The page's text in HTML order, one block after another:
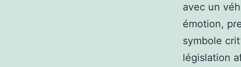
avec un
émotion,
symbole
législation